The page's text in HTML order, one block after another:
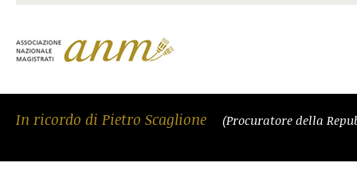
In ricordo di Pietro Scaglione (Procuratore della